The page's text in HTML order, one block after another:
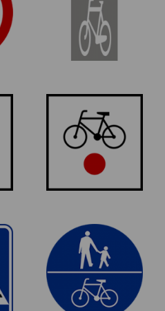
Szlak rowerowy
lokalny
C-13/16
Droga dla pieszych
i rowerzystów